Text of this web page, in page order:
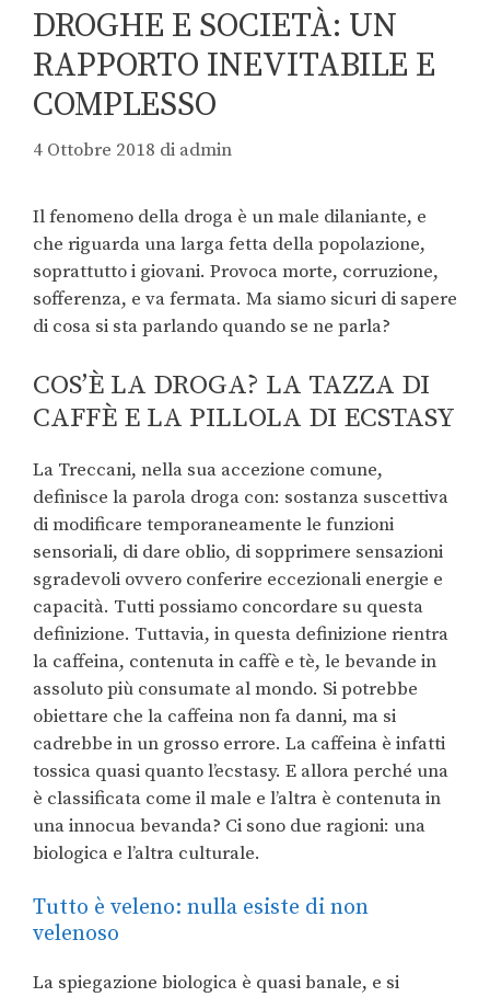
DROGHE E SOCIETÀ: UN
RAPPORTO INEVITABILE E
COMPLESSO
4 Ottobre 2018 di admin
Il fenomeno della droga è un male dilaniante, e
che riguarda una larga fetta della popolazione,
soprattutto i giovani. Provoca morte, corruzione,
sofferenza, e va fermata. Ma siamo sicuri di sapere
di cosa si sta parlando quando se ne parla?
COS’È LA DROGA? LA TAZZA DI
CAFFÈ E LA PILLOLA DI ECSTASY
La Treccani, nella sua accezione comune,
definisce la parola droga con: sostanza suscettiva
di modificare temporaneamente le funzioni
sensoriali, di dare oblio, di sopprimere sensazioni
sgradevoli ovvero conferire eccezionali energie e
capacità. Tutti possiamo concordare su questa
definizione. Tuttavia, in questa definizione rientra
la caffeina, contenuta in caffè e tè, le bevande in
assoluto più consumate al mondo. Si potrebbe
obiettare che la caffeina non fa danni, ma si
cadrebbe in un grosso errore. La caffeina è infatti
tossica quasi quanto l’ecstasy. E allora perché una
è classificata come il male e l’altra è contenuta in
una innocua bevanda? Ci sono due ragioni: una
biologica e l’altra culturale.
Tutto è veleno: nulla esiste di non
velenoso
La spiegazione biologica è quasi banale, e si